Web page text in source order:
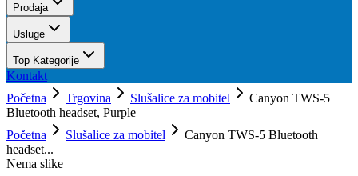
Prodaja
Usluge
Top Kategorije
Kontakt
Početna
Trgovina Slušalice za mobitel
Canyon TWS-5
Bluetooth headset, Purple
Početna
Slušalice za mobitel
Canyon TWS-5 Bluetooth
headset...
Nema slike